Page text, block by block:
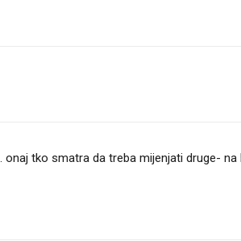
tko smatra da treba mijenjati druge- na